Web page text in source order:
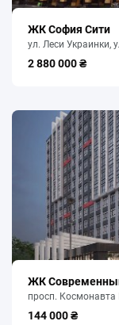
ЖК София Сити
ул. Леси Украинки,
2 880 000 ₴
ЖК
просп.
144 000 ₴